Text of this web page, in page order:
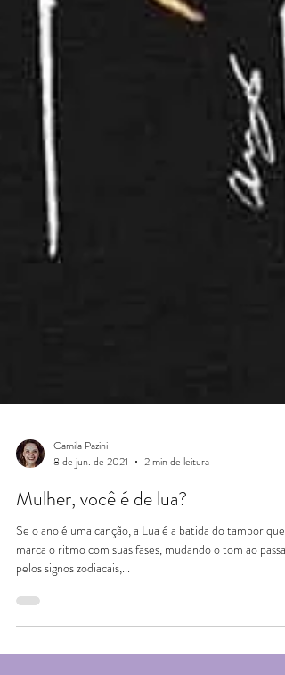
Camila Pazini
8 de jun. de 2021
2 min de leitura
Mulher, você é de lua?
Se o ano é uma canção, a Lua é a batida do tambor que